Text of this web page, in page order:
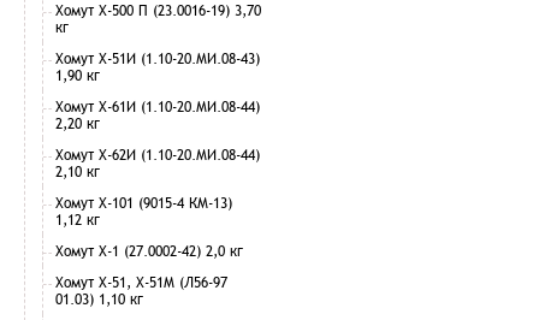
Хомут Х-500 П (23.0016-19) 3,70
кг
Хомут Х-51И (1.10-20.МИ.08-43)
1,90 кг
Хомут Х-61И (1.10-20.МИ.08-44)
2,20 кг
Хомут Х-62И (1.10-20.МИ.08-44)
2,10 кг
Хомут Х-101 (9015-4 КМ-13)
1,12 кг
Хомут Х-1 (27.0002-42) 2,0 кг
Хомут Х-51, Х-51М (Л56-97
01.03) 1,10 кг